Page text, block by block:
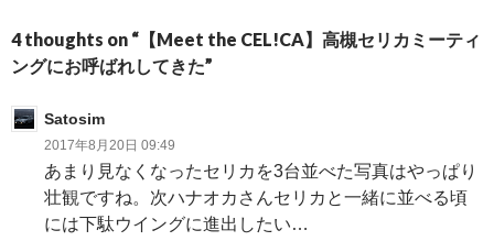
4 thoughts on “【Meet the CEL!CA】高槻セリカミーティ
ングにお呼ばれしてきた”
Satosim
2017年8月20日 09:49
あまり見なくなったセリカを3台並べた写真はやっぱり
壮観ですね。次ハナオカさんセリカと一緒に並べる頃
には下駄ウイングに進出したい…